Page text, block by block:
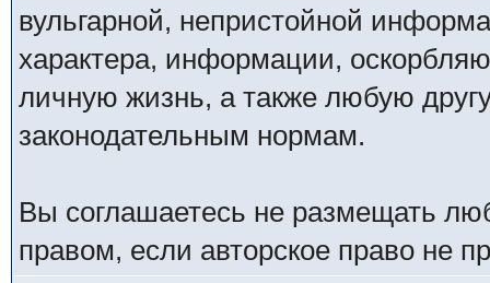
вульгарной, непристойной
характера, информации,
личную жизнь, а также любую
законодательным нормам.
Вы соглашаетесь не размещать
правом, если авторское право не